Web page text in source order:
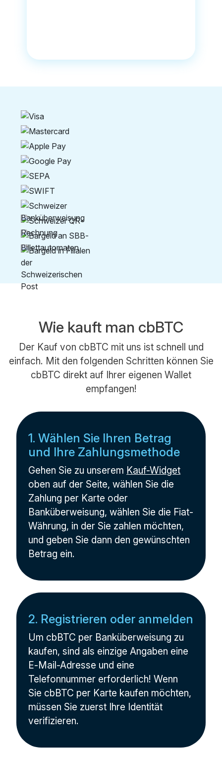
Wie kauft man cbBTC
Der Kauf von cbBTC mit uns ist schnell und
einfach. Mit den folgenden Schritten können Sie
cbBTC direkt auf Ihrer eigenen Wallet
empfangen!
1. Wählen Sie Ihren Betrag
und Ihre Zahlungsmethode
Gehen Sie zu unserem Kauf-Widget
oben auf der Seite, wählen Sie die
Zahlung per Karte oder
Banküberweisung, wählen Sie die Fiat-
Währung, in der Sie zahlen möchten,
und geben Sie dann den gewünschten
Betrag ein.
2. Registrieren oder anmelden
Um cbBTC per Banküberweisung zu
kaufen, sind als einzige Angaben eine
E-Mail-Adresse und eine
Telefonnummer erforderlich! Wenn
Sie cbBTC per Karte kaufen möchten,
müssen Sie zuerst Ihre Identität
verifizieren.